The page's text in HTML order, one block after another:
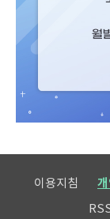
이용지침